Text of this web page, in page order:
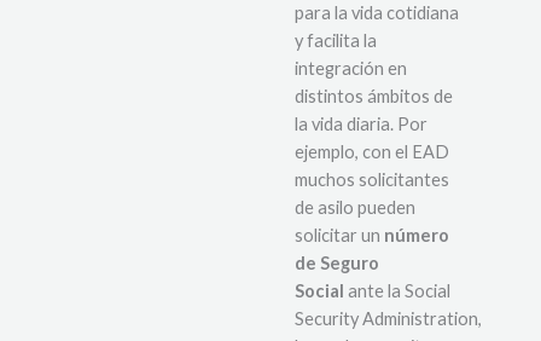
para la vida cotidiana
y facilita la
integración en
distintos ámbitos de
la vida diaria. Por
ejemplo, con el EAD
muchos solicitantes
de asilo pueden
solicitar un número
de Seguro
Social ante la Social
Security Administration,